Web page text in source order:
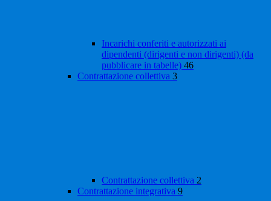
Incarichi conferiti e autorizzati ai
dipendenti (dirigenti e non dirigenti) (da
pubblicare in tabelle) 46
Contrattazione collettiva 3
Contrattazione collettiva 2
Contrattazione integrativa 9